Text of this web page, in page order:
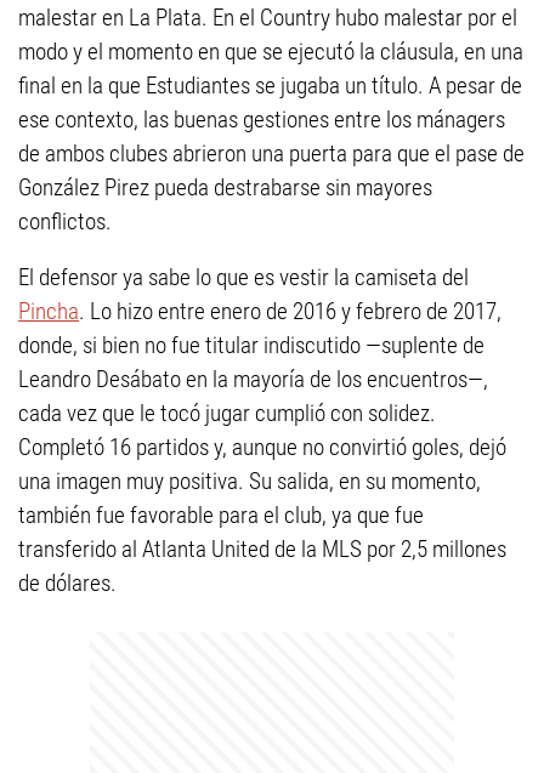
malestar en La Plata. En el Country hubo malestar por el
modo y el momento en que se ejecutó la cláusula, en una
final en la que Estudiantes se jugaba un título. A pesar de
ese contexto, las buenas gestiones entre los mánagers
de ambos clubes abrieron una puerta para que el pase de
González Pirez pueda destrabarse sin mayores
conflictos.
El defensor ya sabe lo que es vestir la camiseta del
Pincha. Lo hizo entre enero de 2016 y febrero de 2017,
donde, si bien no fue titular indiscutido —suplente de
Leandro Desábato en la mayoría de los encuentros—,
cada vez que le tocó jugar cumplió con solidez.
Completó 16 partidos y, aunque no convirtió goles, dejó
una imagen muy positiva. Su salida, en su momento,
también fue favorable para el club, ya que fue
transferido al Atlanta United de la MLS por 2,5 millones
de dólares.